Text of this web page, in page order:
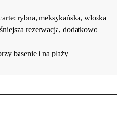
rybna, meksykańska, włoska
rezerwacja, dodatkowo
basenie i na plaży